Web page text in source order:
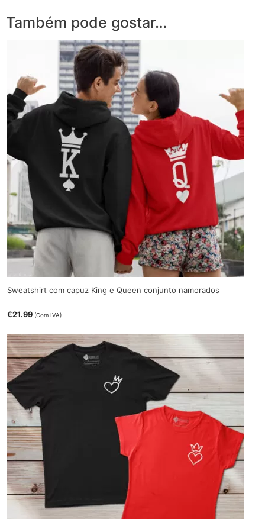
Também pode gostar…
Sweatshirt com capuz King e Queen conjunto namorados
€21.99 (Com IVA)